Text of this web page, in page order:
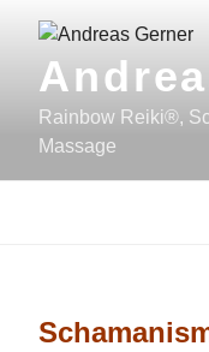
Inhalt
springen
Rainbow Reiki®,
Massage